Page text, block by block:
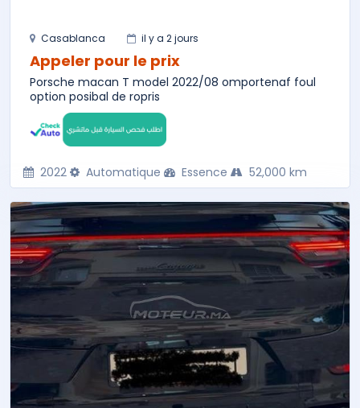
Casablanca il y a 2 jours
Appeler pour le prix
Porsche macan T model 2022/08 omportenaf foul
option posibal de ropris
2022 Automatique Essence 52,000 km